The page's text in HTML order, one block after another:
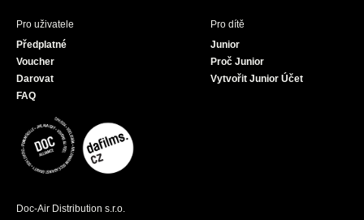
Pro uživatele
Předplatné
Voucher
Darovat
FAQ
Pro dítě
Junior
Proč Junior
Vytvořit Junior Účet
Doc-Air Distribution s.r.o.